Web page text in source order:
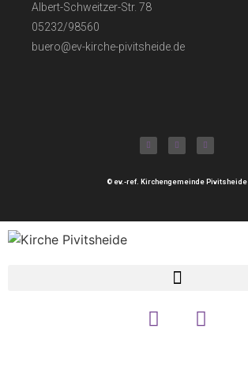
Albert-Schweitzer-Str. 78
05232/98560
buero@ev-kirche-pivitsheide.de
© ev.-ref. Kirchengemeinde Pivitsheide